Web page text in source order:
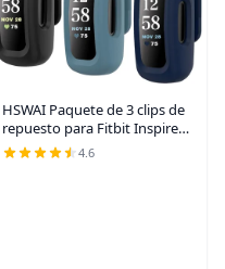
HSWAI Paquete de 3 clips de
repuesto para Fitbit Inspire
2/Fitbit Inspire 3, clip de
silicona suave y cómodo de
4.6